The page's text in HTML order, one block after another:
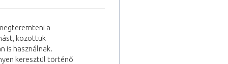
a
közöttük
is használnak.
keresztül történő